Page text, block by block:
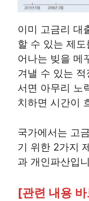
이미 고금리 대
할 수 있는 제
어나는 빚을 메
겨낼 수 있는
서면 아무리 노
치하면 시간이
국가에서는 고
기 위한 2가지
과 개인파산입
[관련 내용